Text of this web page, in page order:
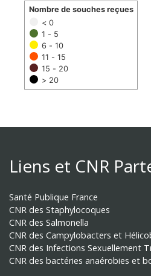
< 0
1 - 5
6 - 10
11 - 15
15 - 20
> 20
Nombre de souches reçues
Liens et CNR
Santé Publique France
CNR des Staphylocoques
CNR des Salmonella
CNR des Campylobacters et
CNR des Infections Sexuellement
CNR des bactéries anaérobies et